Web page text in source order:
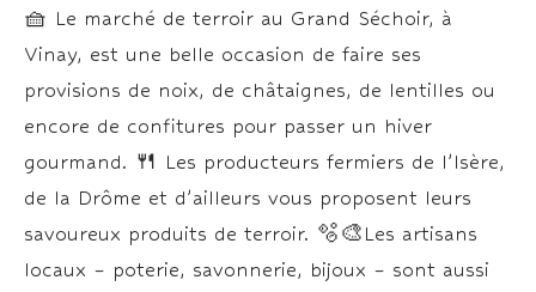
🧺 Le marché de terroir au Grand Séchoir, à
Vinay, est une belle occasion de faire ses
provisions de noix, de châtaignes, de lentilles ou
encore de confitures pour passer un hiver
gourmand. 🍴 Les producteurs fermiers de l’Isère,
de la Drôme et d’ailleurs vous proposent leurs
savoureux produits de terroir. 🫧🎨Les artisans
locaux – poterie, savonnerie, bijoux – sont aussi